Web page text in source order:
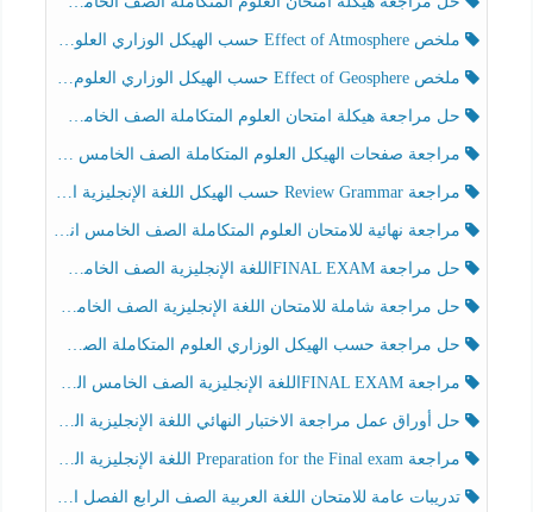
ملخص Effect of Atmosphere حسب الهيكل الوزاري العلوم المتكاملة الصف الخامس انسبير الفصل الثالث
ملخص Effect of Geosphere حسب الهيكل الوزاري العلوم المتكاملة الصف الخامس انسبير الفصل الثالث
حل مراجعة هيكلة امتحان العلوم المتكاملة الصف الخامس عام الفصل الثالث
مراجعة صفحات الهيكل العلوم المتكاملة الصف الخامس انسبير الفصل الثالث
مراجعة Review Grammar حسب الهيكل اللغة الإنجليزية الصف الخامس الفصل الثالث
مراجعة نهائية للامتحان العلوم المتكاملة الصف الخامس انسبير الفصل الثالث
حل مراجعة FINAL EXAMاللغة الإنجليزية الصف الخامس الفصل الثالث
حل مراجعة شاملة للامتحان اللغة الإنجليزية الصف الخامس الفصل الثالث
حل مراجعة حسب الهيكل الوزاري العلوم المتكاملة الصف الخامس عام الفصل الثالث
مراجعة FINAL EXAMاللغة الإنجليزية الصف الخامس الفصل الثالث
حل أوراق عمل مراجعة الاختبار النهائي اللغة الإنجليزية الصف الرابع الفصل الثالث
مراجعة Preparation for the Final exam اللغة الإنجليزية الصف الرابع الفصل الثالث
تدريبات عامة للامتحان اللغة العربية الصف الرابع الفصل الثالث